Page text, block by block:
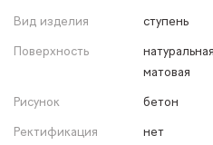
Вид изделия
ступень
Поверхность
матовая
Рисунок
бетон
Ректификация
нет